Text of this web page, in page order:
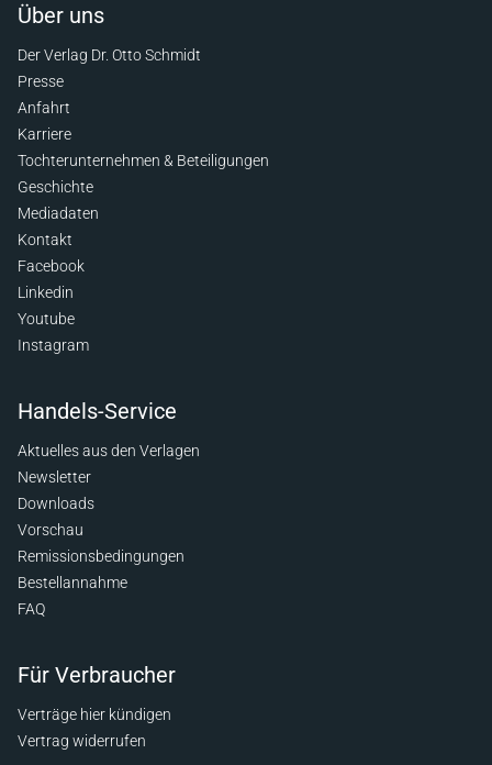
Über uns
Der Verlag Dr. Otto Schmidt
Presse
Anfahrt
Karriere
Tochterunternehmen & Beteiligungen
Geschichte
Mediadaten
Kontakt
Facebook
Linkedin
Youtube
Instagram
Handels-Service
Aktuelles aus den Verlagen
Newsletter
Downloads
Vorschau
Remissionsbedingungen
Bestellannahme
FAQ
Für Verbraucher
Verträge hier kündigen
Vertrag widerrufen